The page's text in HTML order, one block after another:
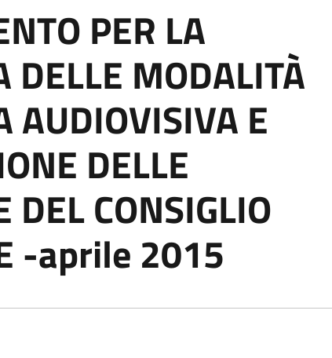
PER LA
DELLE MODALITÀ
AUDIOVISIVA E
DELLE
CONSIGLIO
-aprile 2015